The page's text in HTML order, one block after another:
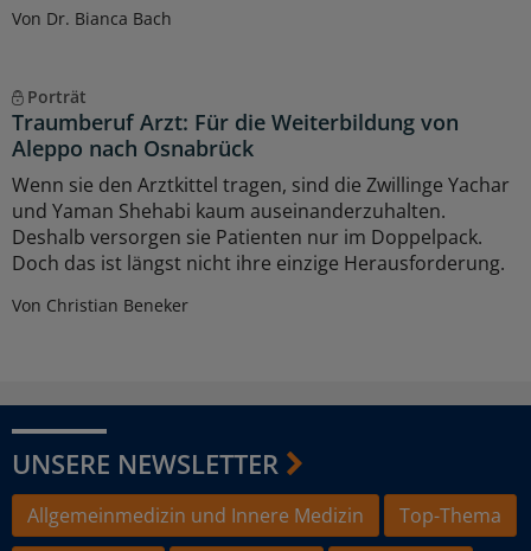
Von Dr. Bianca Bach
Porträt
Traumberuf Arzt: Für die Weiterbildung von
Aleppo nach Osnabrück
Wenn sie den Arztkittel tragen, sind die Zwillinge Yachar
und Yaman Shehabi kaum auseinanderzuhalten.
Deshalb versorgen sie Patienten nur im Doppelpack.
Doch das ist längst nicht ihre einzige Herausforderung.
Von Christian Beneker
UNSERE NEWSLETTER
Allgemeinmedizin und Innere Medizin
Top-Thema